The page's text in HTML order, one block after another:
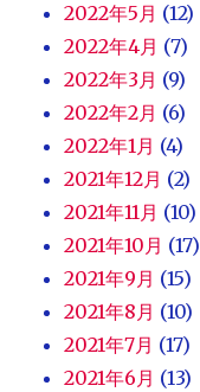
2022年5月 (12)
2022年4月 (7)
2022年3月 (9)
2022年2月 (6)
2022年1月 (4)
2021年12月 (2)
2021年11月 (10)
2021年10月 (17)
2021年9月 (15)
2021年8月 (10)
2021年7月 (17)
2021年6月 (13)